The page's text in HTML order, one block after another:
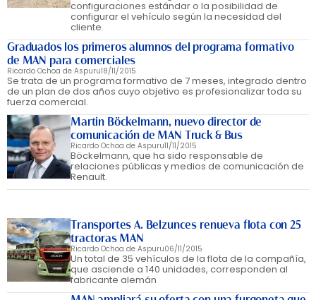
configuraciones estándar o la posibilidad de
configurar el vehículo según la necesidad del
cliente.
Graduados los primeros alumnos del programa formativo
de MAN para comerciales
Ricardo Ochoa de Aspuru18/11/2015
Se trata de un programa formativo de 7 meses, integrado dentro
de un plan de dos años cuyo objetivo es profesionalizar toda su
fuerza comercial.
Martin Böckelmann, nuevo director de
comunicación de MAN Truck & Bus
Ricardo Ochoa de Aspuru11/11/2015
Böckelmann, que ha sido responsable de
relaciones públicas y medios de comunicación de
Renault.
Transportes A. Belzunces renueva flota con 25
tractoras MAN
Ricardo Ochoa de Aspuru06/11/2015
Un total de 35 vehículos de la flota de la compañía,
que asciende a 140 unidades, corresponden al
fabricante alemán